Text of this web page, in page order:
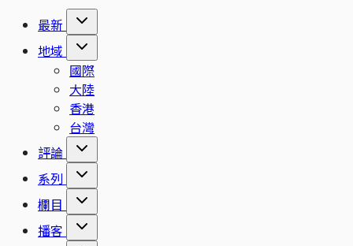
最新
地域
國際
大陸
香港
台灣
評論
系列
欄目
播客